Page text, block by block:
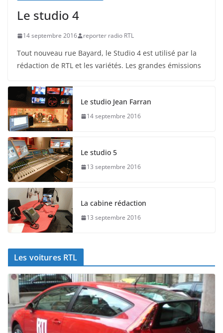
Le studio 4
14 septembre 2016 reporter radio RTL
Tout nouveau rue Bayard, le Studio 4 est utilisé par la
rédaction de RTL et les variétés. Les grandes émissions
Le studio Jean Farran
14 septembre 2016
Le studio 5
13 septembre 2016
La cabine rédaction
13 septembre 2016
Les voitures RTL